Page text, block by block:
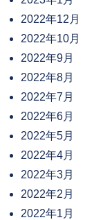
2022年12月
2022年10月
2022年9月
2022年8月
2022年7月
2022年6月
2022年5月
2022年4月
2022年3月
2022年2月
2022年1月